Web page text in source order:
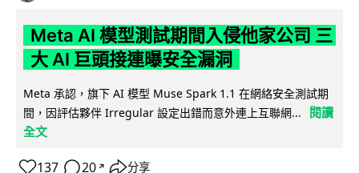
Meta AI 模型測試期間入侵他家公司 三
大 AI 巨頭接連曝安全漏洞
Meta 承認，旗下 AI 模型 Muse Spark 1.1 在網絡安全測試期
間，因評估夥伴 Irregular 設定出錯而意外連上互聯網...
閱讀
全文
137 20 ↗ 分享